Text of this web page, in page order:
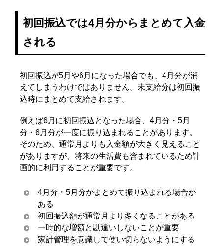
初回振込では4月分からまとめて入金
される
初回振込が5月や6月になった場合でも、4月分が消
えてしまうわけではありません。未支給分は初回振
込時にまとめて支給されます。
例えば6月に初回振込となった場合、4月分・5月
分・6月分が一度に振り込まれることがあります。
そのため、通常月よりも入金額が大きく見えること
がありますが、将来の生活費も含まれているため計
画的に利用することが重要です。
4月分・5月分がまとめて振り込まれる場合が
ある
初回振込額が通常月より多くなることがある
一時的な増額と勘違いしないことが重要
家計管理を意識して使い切らないようにする